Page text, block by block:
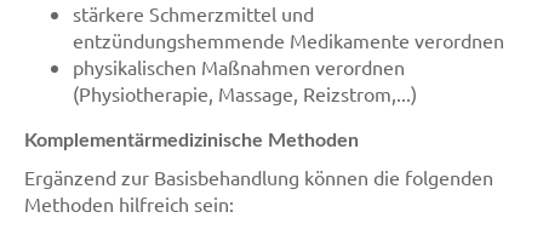
stärkere Schmerzmittel und
entzündungshemmende Medikamente verordnen
physikalischen Maßnahmen verordnen
(Physiotherapie, Massage, Reizstrom,...)
Komplementärmedizinische Methoden
Ergänzend zur Basisbehandlung können die folgenden
Methoden hilfreich sein: